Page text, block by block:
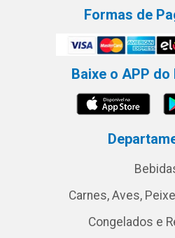
Formas de
Baixe o APP
Carnes, Aves,
Congelados e